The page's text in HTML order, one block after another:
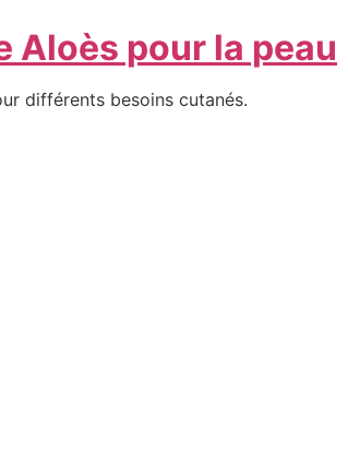
Aloès pour la peau
différents besoins cutanés.